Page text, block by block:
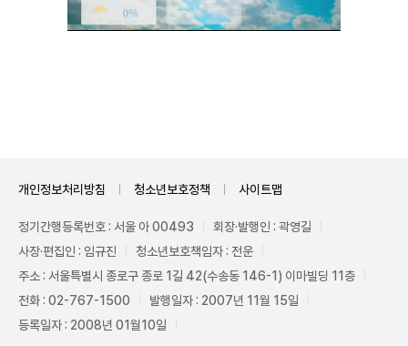
개인정보처리방침 청소년보호정책 사이트맵
정기간행등록번호 : 서울 아 00493
회장·발행인 : 곽영길
사장·편집인 : 임규진
청소년보호책임자 : 전운
주소 : 서울특별시 종로구 종로 1길 42(수송동 146-1) 이마빌딩 11층
전화 : 02-767-1500
발행일자 : 2007년 11월 15일
등록일자 : 2008년 01월10일